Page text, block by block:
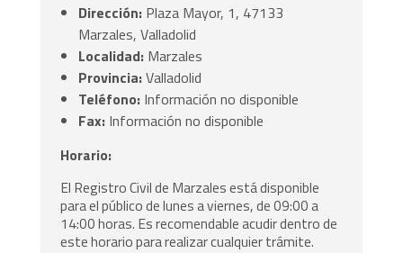
Dirección: Plaza Mayor, 1, 47133
Marzales, Valladolid
Localidad: Marzales
Provincia:Valladolid
Teléfono: Información no disponible
Fax: Información no disponible
Horario:
El Registro Civil de Marzales está disponible
para el público de lunes a viernes, de 09:00 a
14:00 horas. Es recomendable acudir dentro de
este horario para realizar cualquier trámite.